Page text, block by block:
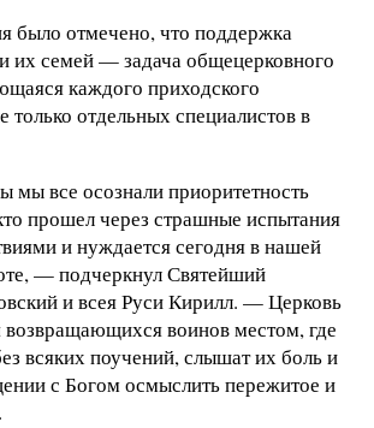
было отмечено, что поддержка
их семей — задача общецерковного
каждого приходского
только отдельных специалистов в
мы все осознали приоритетность
прошел через страшные испытания
и нуждается сегодня в нашей
— подчеркнул Святейший
и всея Руси Кирилл. — Церковь
возвращающихся воинов местом, где
всяких поучений, слышат их боль и
с Богом осмыслить пережитое и